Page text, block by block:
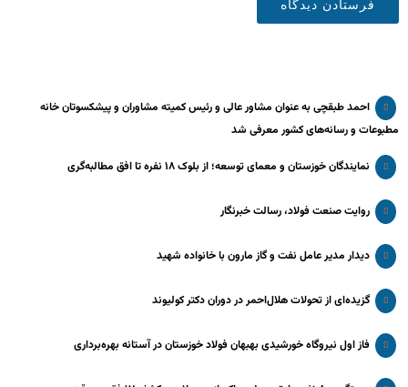
احمد طبقچی به عنوان مشاور عالی و رئیس کمیته مشاوران و پیشکسوتان خانه
مطبوعات و رسانه‌های کشور معرفی شد
نمایندگان خوزستان و معمای توسعه؛ از بلوک ۱۸ نفره تا افق مطالبه‌گری
روایت صنعت فولاد،‌ رسالت خبرنگار
دیدار مدیر عامل نفت و گاز مارون با خانواده شهید
گزیده‌ای از تحولات هلال‌احمر در دوران دکتر کولیوند
فاز اول نیروگاه خورشیدی بهبهان فولاد خوزستان در آستانه بهره‌برداری